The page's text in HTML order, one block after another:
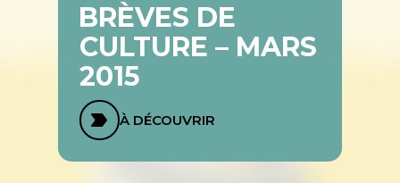
BRÈVES DE
CULTURE – MARS
2015
À DÉCOUVRIR